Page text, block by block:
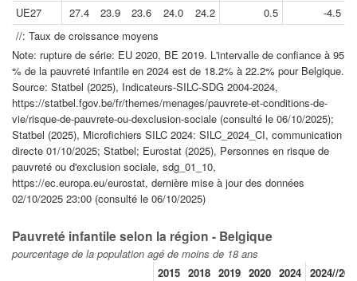
UE27
27.4 23.9 23.6 24.0 24.2 0.5
-4.5
//: Taux de croissance moyens
Note: rupture de série: EU 2020, BE 2019. L'intervalle de confiance à 95
% de la pauvreté infantile en 2024 est de 18.2% à 22.2% pour Belgique.
Source: Statbel (2025), Indicateurs-SILC-SDG 2004-2024,
https://statbel.fgov.be/fr/themes/menages/pauvrete-et-conditions-de-
vie/risque-de-pauvrete-ou-dexclusion-sociale (consulté le 06/10/2025);
Statbel (2025), Microfichiers SILC 2024: SILC_2024_CI, communication
directe 01/10/2025; Statbel; Eurostat (2025), Personnes en risque de
pauvreté ou d'exclusion sociale, sdg_01_10,
https://ec.europa.eu/eurostat, dernière mise à jour des données
02/10/2025 23:00 (consulté le 06/10/2025)
Pauvreté infantile selon la région - Belgique
pourcentage de la population agé de moins de 18 ans
2015 2018 2019 2020 2024 2024//